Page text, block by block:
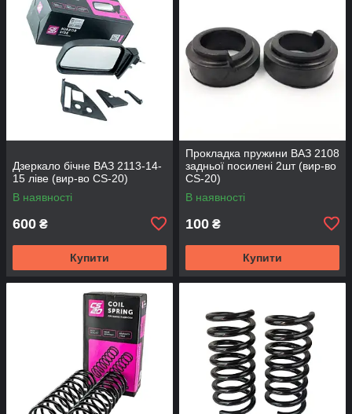
Дзеркало бічне ВАЗ 2113-14-
15 ліве (вир-во CS-20)
В наявності
600 ₴
Купити
Прокладка пружини ВАЗ 2108
задньої посилені 2шт (вир-во
CS-20)
В наявності
100 ₴
Купити